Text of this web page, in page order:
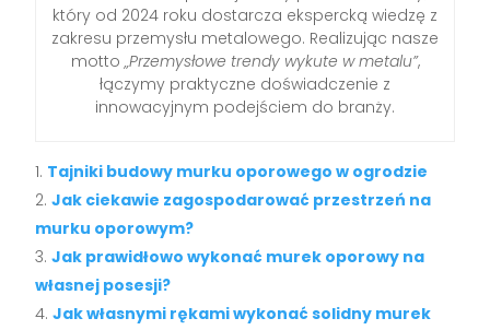
który od 2024 roku dostarcza ekspercką wiedzę z
zakresu przemysłu metalowego. Realizując nasze
motto„Przemysłowe trendy wykute w metalu”,
łączymy praktyczne doświadczenie z
innowacyjnym podejściem do branży.
Tajniki budowy murku oporowego w ogrodzie
Jak ciekawie zagospodarować przestrzeń na
murku oporowym?
Jak prawidłowo wykonać murek oporowy na
własnej posesji?
Jak własnymi rękami wykonać solidny murek